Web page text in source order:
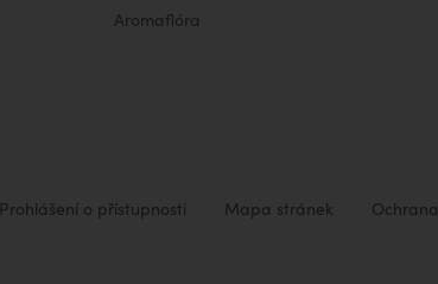
Aromaflóra
Prohlášení o přístupnosti Mapa stránek